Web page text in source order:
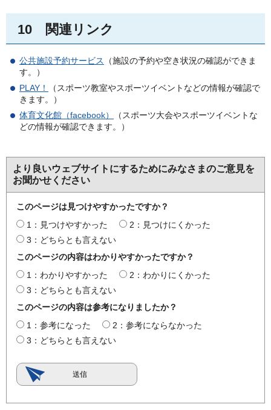
10 関連リンク
公共施設予約サービス
（施設の予約や空き状況の確認ができま
す。）
PLAY！
（スポーツ教室やスポーツイベントなどの情報が確認で
きます。）
体育文化館（facebook）
（スポーツ大会やスポーツイベントな
どの情報が確認できます。）
より良いウェブサイトにするためにみなさまのご意見を
お聞かせください
このページは見つけやすかったですか？
1：見つけやすかった
2：見つけにくかった
3：どちらとも言えない
このページの内容はわかりやすかったですか？
1：わかりやすかった
2：わかりにくかった
3：どちらとも言えない
このページの内容は参考になりましたか？
1：参考になった
2：参考にならなかった
3：どちらとも言えない